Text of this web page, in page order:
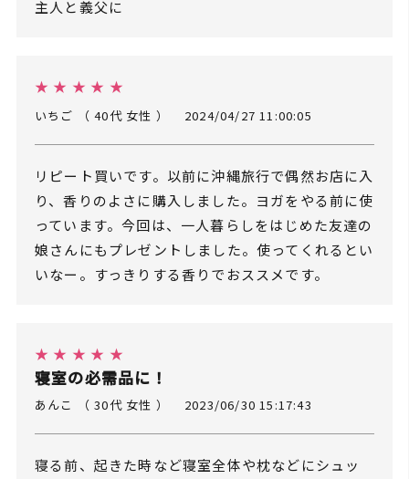
主人と義父に
★ ★ ★ ★ ★
いちご （ 40代 女性 ） 2024/04/27 11:00:05
リピート買いです。以前に沖縄旅行で偶然お店に入
り、香りのよさに購入しました。ヨガをやる前に使
っています。今回は、一人暮らしをはじめた友達の
娘さんにもプレゼントしました。使ってくれるとい
いなー。すっきりする香りでおススメです。
★ ★ ★ ★ ★
寝室の必需品に！
あんこ （ 30代 女性 ） 2023/06/30 15:17:43
寝る前、起きた時など寝室全体や枕などにシュッ